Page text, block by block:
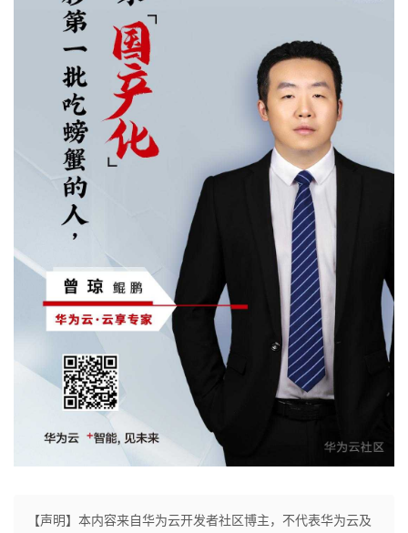
【声明】本内容来自华为云开发者社区博主，不代表华为云及